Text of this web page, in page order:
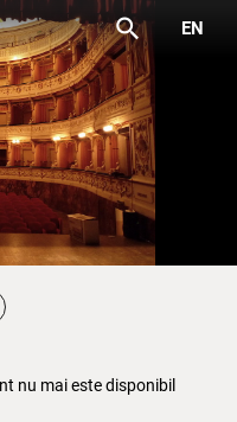
search EN
nu mai este disponibil